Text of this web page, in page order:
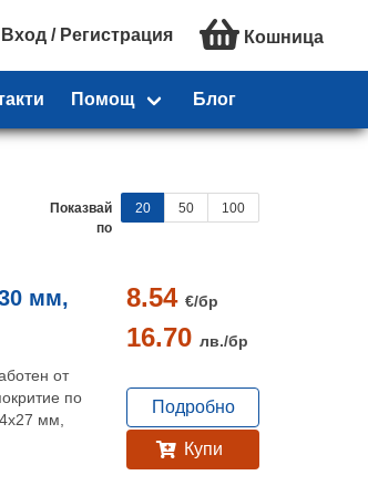
Вход / Регистрация Кошница
Помощ Блог
Показвай
по
20 50 100
мм,
от
по
мм,
8.54 €/бр
16.70 лв./бр
Подробно
Купи